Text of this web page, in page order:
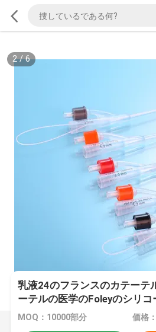
2/6
乳液24のフランスのカテーテ
ーテルの医学のFoleyのシリ
MOQ：10000部分